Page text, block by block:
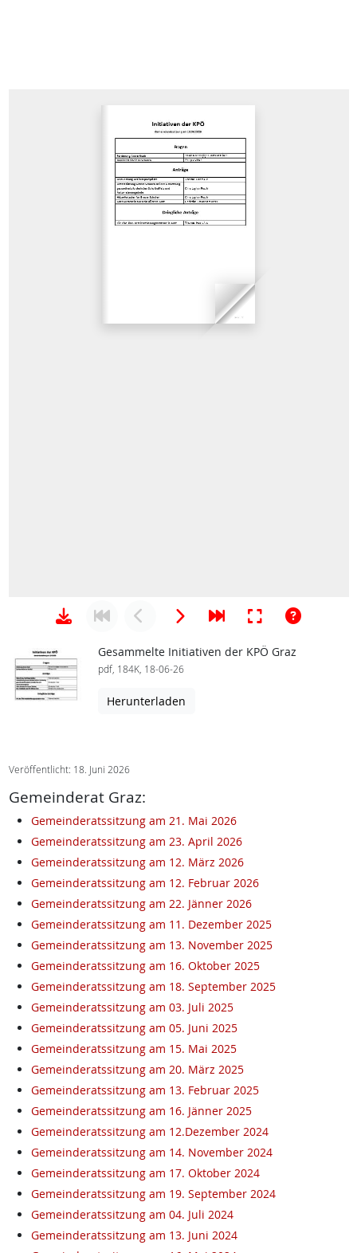
Gesammelte Initiativen der KPÖ Graz
pdf, 184K, 18-06-26
Herunterladen
Veröffentlicht: 18. Juni 2026
Gemeinderat Graz:
Gemeinderatssitzung am 21. Mai 2026
Gemeinderatssitzung am 23. April 2026
Gemeinderatssitzung am 12. März 2026
Gemeinderatssitzung am 12. Februar 2026
Gemeinderatssitzung am 22. Jänner 2026
Gemeinderatssitzung am 11. Dezember 2025
Gemeinderatssitzung am 13. November 2025
Gemeinderatssitzung am 16. Oktober 2025
Gemeinderatssitzung am 18. September 2025
Gemeinderatssitzung am 03. Juli 2025
Gemeinderatssitzung am 05. Juni 2025
Gemeinderatssitzung am 15. Mai 2025
Gemeinderatssitzung am 20. März 2025
Gemeinderatssitzung am 13. Februar 2025
Gemeinderatssitzung am 16. Jänner 2025
Gemeinderatssitzung am 12.Dezember 2024
Gemeinderatssitzung am 14. November 2024
Gemeinderatssitzung am 17. Oktober 2024
Gemeinderatssitzung am 19. September 2024
Gemeinderatssitzung am 04. Juli 2024
Gemeinderatssitzung am 13. Juni 2024